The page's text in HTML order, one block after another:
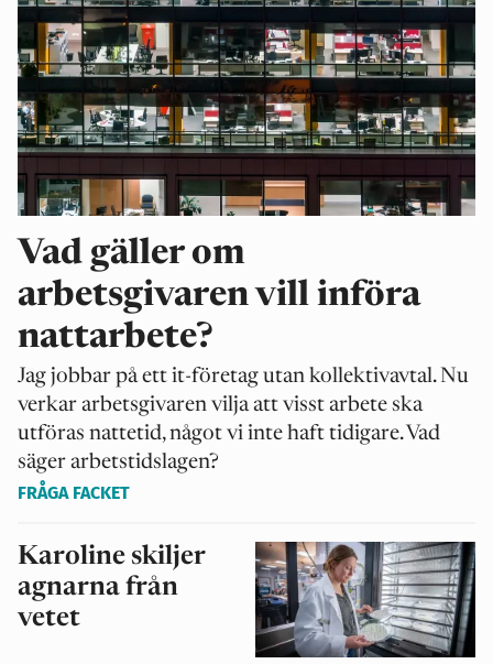
Vad gäller om
arbetsgivaren vill införa
nattarbete?
Jag jobbar på ett it‑företag utan kollektivavtal. Nu
verkar arbetsgivaren vilja att visst arbete ska
utföras nattetid, något vi inte haft tidigare. Vad
säger arbetstidslagen?
FRÅGA FACKET
Karoline skiljer
agnarna från
vetet